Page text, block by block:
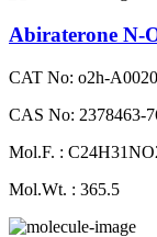
Abiraterone N-
CAT No: o2h-
CAS No: 2378463-
Mol.F. :
Mol.Wt. : 365.5